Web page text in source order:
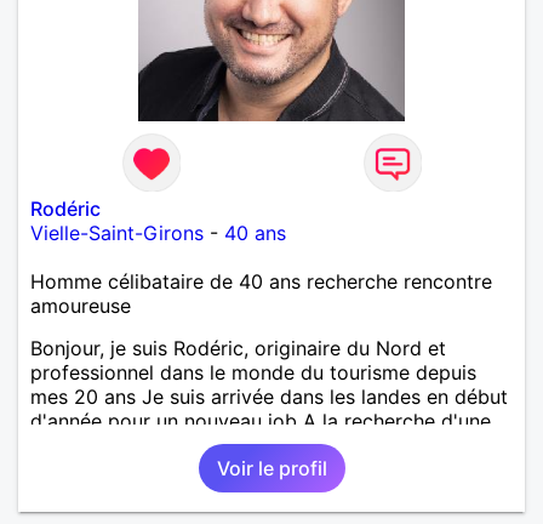
Rodéric
Vielle-Saint-Girons - 40 ans
Homme célibataire de 40 ans recherche rencontre
amoureuse
Bonjour, je suis Rodéric, originaire du Nord et
professionnel dans le monde du tourisme depuis
mes 20 ans Je suis arrivée dans les landes en début
d'année pour un nouveau job A la recherche d'une
personne avec qui découvrir, partager et pourquoi
pas aimer ;) Je suis quelqu'un d'humain, sociable
avec une pointe de taquinerie ;) Au plaisir :)
Voir le profil